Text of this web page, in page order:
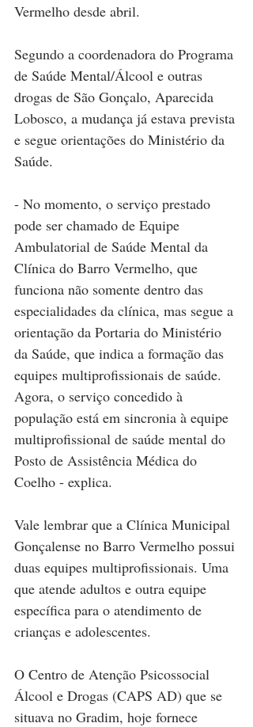
Vermelho desde abril.
Segundo a coordenadora do Programa
de Saúde Mental/Álcool e outras
drogas de São Gonçalo, Aparecida
Lobosco, a mudança já estava prevista
e segue orientações do Ministério da
Saúde.
- No momento, o serviço prestado
pode ser chamado de Equipe
Ambulatorial de Saúde Mental da
Clínica do Barro Vermelho, que
funciona não somente dentro das
especialidades da clínica, mas segue a
orientação da Portaria do Ministério
da Saúde, que indica a formação das
equipes multiprofissionais de saúde.
Agora, o serviço concedido à
população está em sincronia à equipe
multiprofissional de saúde mental do
Posto de Assistência Médica do
Coelho - explica.
Vale lembrar que a Clínica Municipal
Gonçalense no Barro Vermelho possui
duas equipes multiprofissionais. Uma
que atende adultos e outra equipe
específica para o atendimento de
crianças e adolescentes.
O Centro de Atenção Psicossocial
Álcool e Drogas (CAPS AD) que se
situava no Gradim, hoje fornece